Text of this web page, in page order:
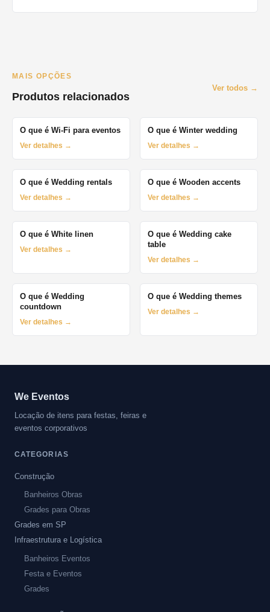
MAIS OPÇÕES
Produtos relacionados
Ver todos →
O que é Wi-Fi para eventos
Ver detalhes →
O que é Winter wedding
Ver detalhes →
O que é Wedding rentals
Ver detalhes →
O que é Wooden accents
Ver detalhes →
O que é White linen
Ver detalhes →
O que é Wedding cake
table
Ver detalhes →
O que é Wedding
countdown
Ver detalhes →
O que é Wedding themes
Ver detalhes →
We Eventos
Locação de itens para festas, feiras e
eventos corporativos
CATEGORIAS
Construção
Banheiros Obras
Grades para Obras
Grades em SP
Infraestrutura e Logística
Banheiros Eventos
Festa e Eventos
Grades